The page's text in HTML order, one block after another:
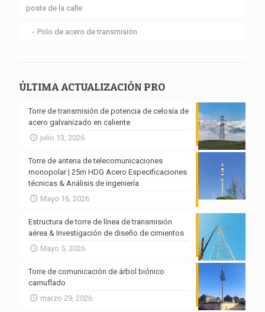
poste de la calle
Polo de acero de transmisión
ÚLTIMA ACTUALIZACIÓN PRO
Torre de transmisión de potencia de celosía de
acero galvanizado en caliente
julio 13, 2026
Torre de antena de telecomunicaciones
monopolar | 25m HDG Acero Especificaciones
técnicas & Análisis de ingeniería
Mayo 16, 2026
Estructura de torre de línea de transmisión
aérea & Investigación de diseño de cimientos
Mayo 5, 2026
Torre de comunicación de árbol biónico
camuflado
marzo 29, 2026